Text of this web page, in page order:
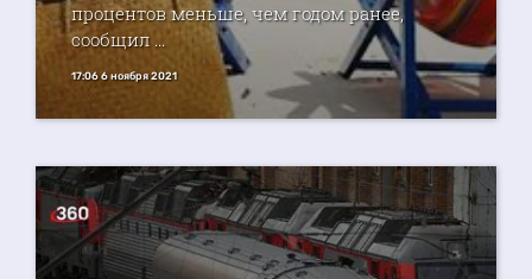
процентов меньше, чем годом ранее,
сообщил ...
17:06 6 ноября 2021